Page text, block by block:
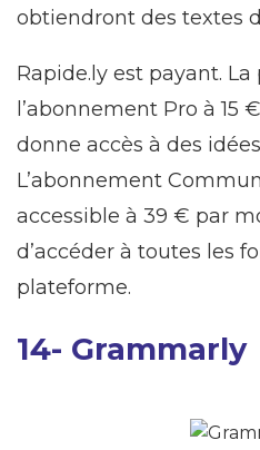
obtiendront des textes
Rapide.ly est payant.
l’abonnement Pro à 15
donne accès à des
L’abonnement
accessible à 39 € par
d’accéder à toutes les
plateforme.
14- Grammarly